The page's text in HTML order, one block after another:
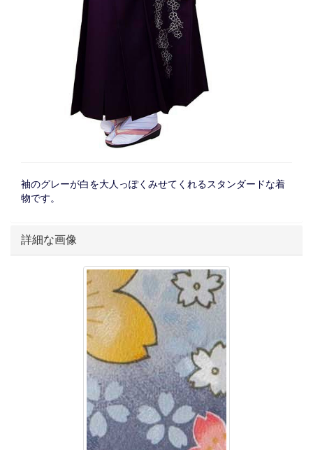
袖のグレーが白を大人っぽくみせてくれるスタンダードな着
物です。
詳細な画像